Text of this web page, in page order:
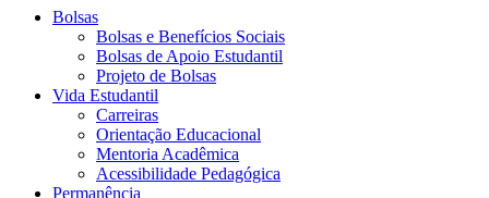
Bolsas
Bolsas e Benefícios Sociais
Bolsas de Apoio Estudantil
Projeto de Bolsas
Vida Estudantil
Carreiras
Orientação Educacional
Mentoria Acadêmica
Acessibilidade Pedagógica
Permanência